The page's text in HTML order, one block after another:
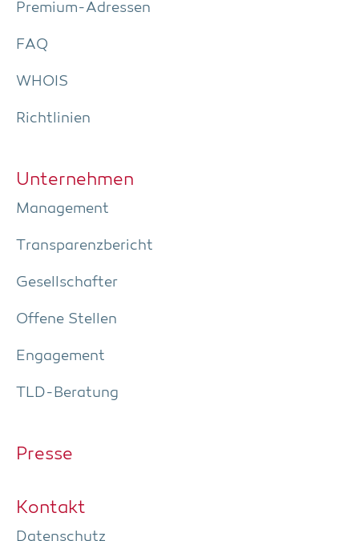
Pre­­mi­um-Adres­­sen
FAQ
WHOIS
Richt­li­ni­en
Unter­neh­men
Manage­ment
Trans­pa­renz­be­richt
Gesell­schaf­ter
Offe­ne Stellen
Enga­ge­ment
TLD-Bera­tung
Pres­se
Kon­takt
Daten­schutz